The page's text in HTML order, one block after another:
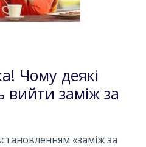
Чому деякі
вийти заміж за
«заміж за